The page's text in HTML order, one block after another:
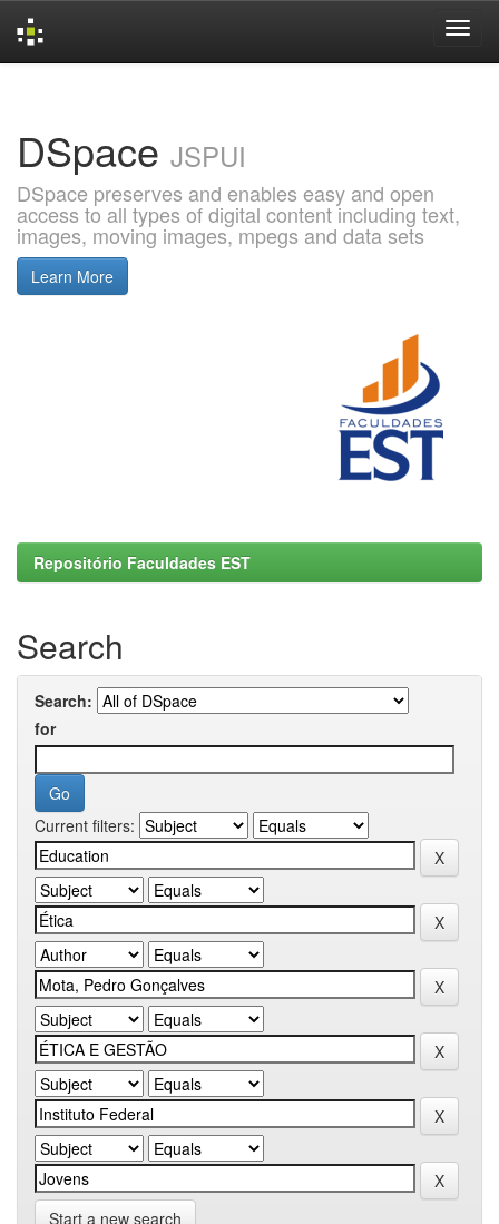
DSpace JSPUI
DSpace preserves and enables easy and open
access to all types of digital content including text,
images, moving images, mpegs and data sets
Learn More
Repositório Faculdades EST
Search
Search:
for
Current filters:
Start a new search